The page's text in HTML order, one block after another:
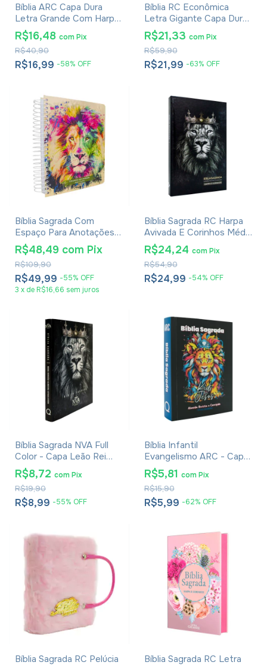
Bíblia ARC Capa Dura
Letra Grande Com Harpa
- Textos Coloridos - Leão
Rei Dos Reis
R$16,99 -58% OFF
R$40,90
R$16,48 comPix
Bíblia RC Econômica
Letra Gigante Capa Dura
Com Harpa E Corinhos
Leão PB
R$21,99 -63% OFF
R$59,90
R$21,33 com Pix
Bíblia Sagrada Com
Espaço Para Anotações
Harpa Avivada E Corinhos
Lion Colors
R$49,99 -55% OFF
R$109,90
R$48,49 com Pix
3 x de R$16,66 sem juros
Bíblia Sagrada RC Harpa
Avivada E Corinhos Média
Capa Dura Leão Rei Dos
Reis
R$24,99 -54% OFF
R$54,90
R$24,24 com Pix
Bíblia Sagrada NVA Full
Color - Capa Leão Rei
Dos Reis
R$8,99 -55% OFF
R$19,90
R$8,72 comPix
Bíblia Infantil
Evangelismo ARC - Capa
Lion Kids
R$5,99 -62% OFF
R$15,90
R$5,81 com Pix
Bíblia Sagrada RC Pelúcia
Bíblia Sagrada RC Letra